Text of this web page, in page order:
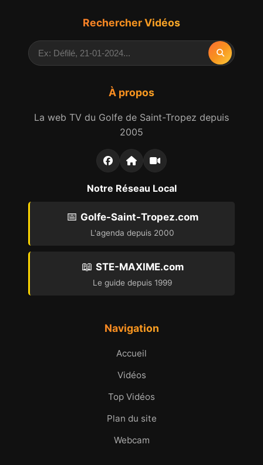
À propos
La web TV du Golfe de Saint-Tropez depuis
2005
Notre Réseau Local
📅 Golfe-Saint-Tropez.com
L'agenda depuis 2000
📖 STE-MAXIME.com
Le guide depuis 1999
Navigation
Accueil
Vidéos
Top Vidéos
Plan du site
Webcam
Rechercher Vidéos